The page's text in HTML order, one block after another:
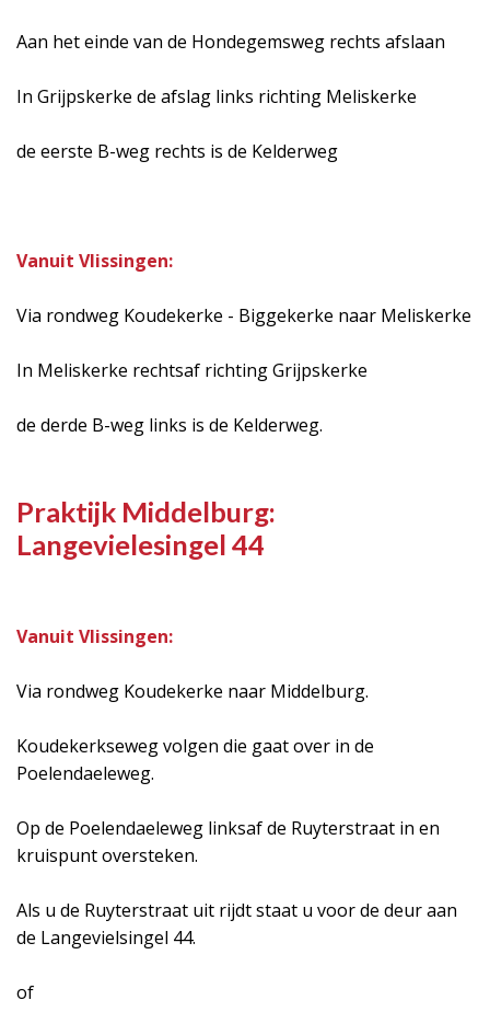
Aan het einde van de Hondegemsweg rechts afslaan
In Grijpskerke de afslag links richting Meliskerke
de eerste B-weg rechts is de Kelderweg
Vanuit Vlissingen:
Via rondweg Koudekerke - Biggekerke naar Meliskerke
In Meliskerke rechtsaf richting Grijpskerke
de derde B-weg links is de Kelderweg.
Praktijk Middelburg:
Langevielesingel 44
Vanuit Vlissingen:
Via rondweg Koudekerke naar Middelburg.
Koudekerkseweg volgen die gaat over in de
Poelendaeleweg.
Op de Poelendaeleweg linksaf de Ruyterstraat in en
kruispunt oversteken.
Als u de Ruyterstraat uit rijdt staat u voor de deur aan
de Langevielsingel 44.
of